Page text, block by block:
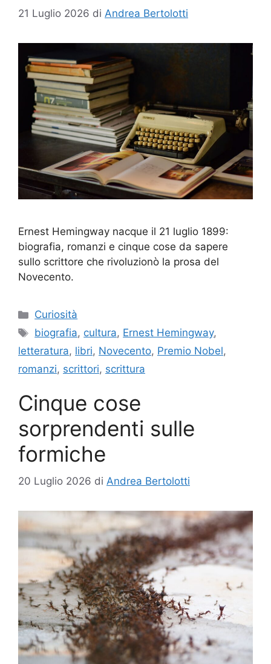
21 Luglio 2026 di Andrea Bertolotti
Ernest Hemingway nacque il 21 luglio 1899:
biografia, romanzi e cinque cose da sapere
sullo scrittore che rivoluzionò la prosa del
Novecento.
Categorie
Curiosità
Tag
biografia, cultura, Ernest Hemingway,
letteratura, libri, Novecento, Premio Nobel,
romanzi, scrittori, scrittura
Cinque cose
sorprendenti sulle
formiche
20 Luglio 2026 di Andrea Bertolotti